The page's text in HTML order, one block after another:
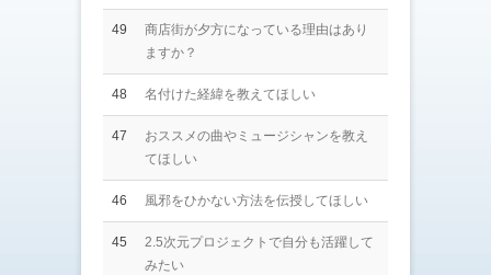
49
商店街が夕方になっている理由はあり
ますか？
48 名付けた経緯を教えてほしい
47
おススメの曲やミュージシャンを教え
てほしい
46 風邪をひかない方法を伝授してほしい
45
2.5次元プロジェクトで自分も活躍して
みたい